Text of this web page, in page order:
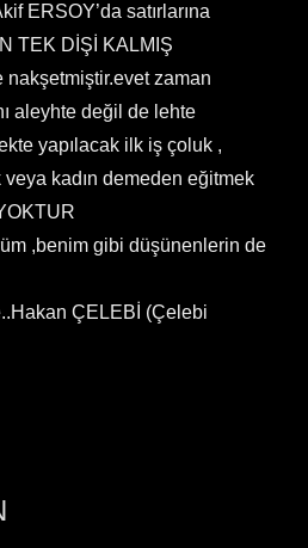
ERSOY’da satırlarına
TEK DİŞİ KALMIŞ
nakşetmiştir.evet zaman
aleyhte değil de lehte
yapılacak ilk iş çoluk ,
kadın demeden eğitmek
,benim gibi düşünenlerin de
ÇELEBİ (Çelebi